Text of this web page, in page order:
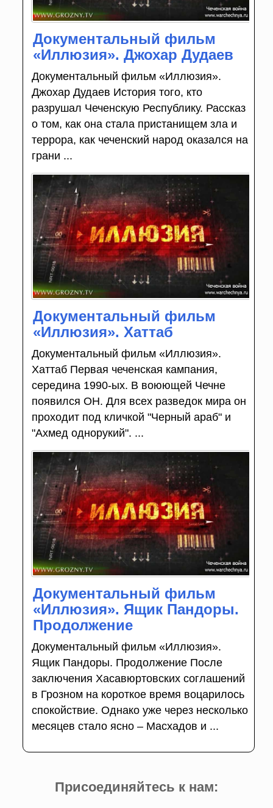
Документальный фильм
«Иллюзия». Джохар Дудаев
Документальный фильм «Иллюзия».
Джохар Дудаев История того, кто
разрушал Чеченскую Республику. Рассказ
о том, как она стала пристанищем зла и
террора, как чеченский народ оказался на
грани ...
Документальный фильм
«Иллюзия». Хаттаб
Документальный фильм «Иллюзия».
Хаттаб Первая чеченская кампания,
середина 1990-ых. В воюющей Чечне
появился ОН. Для всех разведок мира он
проходит под кличкой "Черный араб" и
"Ахмед однорукий". ...
Документальный фильм
«Иллюзия». Ящик Пандоры.
Продолжение
Документальный фильм «Иллюзия».
Ящик Пандоры. Продолжение После
заключения Хасавюртовских соглашений
в Грозном на короткое время воцарилось
спокойствие. Однако уже через несколько
месяцев стало ясно – Масхадов и ...
Присоединяйтесь к нам: